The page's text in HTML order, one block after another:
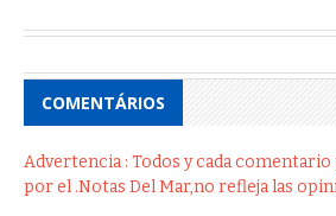
COMENTÁRIOS
Advertencia : Todos y cada
por el .Notas Del Mar,no refleja las